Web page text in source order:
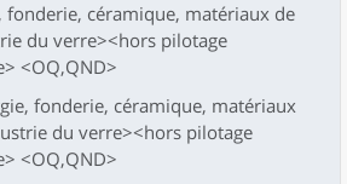
fonderie, céramique, matériaux de
du verre><hors pilotage
<OQ,QND>
fonderie, céramique, matériaux
du verre><hors pilotage
<OQ,QND>